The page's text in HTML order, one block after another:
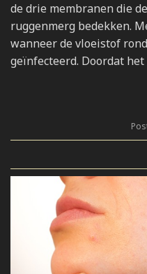
de drie membranen die
ruggenmerg bedekken.
wanneer de vloeistof
geïnfecteerd. Doordat